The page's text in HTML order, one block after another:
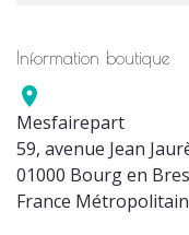
Information boutique

Mesfairepart
59, avenue Jean
01000 Bourg en
France